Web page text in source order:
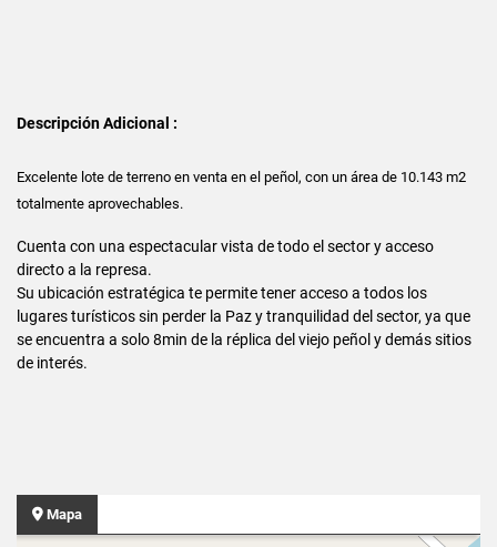
Descripción Adicional :
Excelente lote de terreno en venta en el peñol, con un área de 10.143 m2
totalmente aprovechables.
Cuenta con una espectacular vista de todo el sector y acceso
directo a la represa.
Su ubicación estratégica te permite tener acceso a todos los
lugares turísticos sin perder la Paz y tranquilidad del sector, ya que
se encuentra a solo 8min de la réplica del viejo peñol y demás sitios
de interés.
Mapa